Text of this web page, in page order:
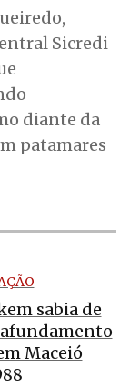
Sicredi
diante da
patamares
sabia de
Maceió